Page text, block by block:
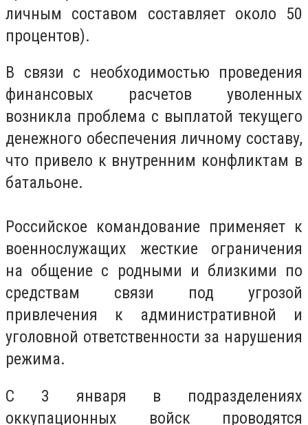
личным составом составляет около 50
процентов).
В связи с необходимостью проведения
финансовых расчетов уволенных
возникла проблема с выплатой текущего
денежного обеспечения личному составу,
что привело к внутренним конфликтам в
батальоне.
Российское командование применяет к
военнослужащих жесткие ограничения
на общение с родными и близкими по
средствам связи под угрозой
привлечения к административной и
уголовной ответственности за нарушения
режима.
С 3 января в подразделениях
оккупационных войск проводятся